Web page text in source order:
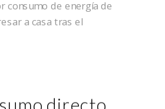
consumo de energía de
a casa tras el
directo